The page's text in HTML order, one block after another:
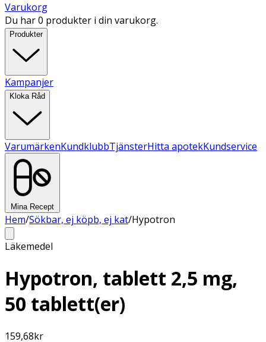
Varukorg
Du har 0 produkter i din varukorg.
Produkter
Kampanjer
Kloka Råd
VarumärkenKundklubbTjänsterHitta apotekKundservice
Mina Recept
Hem/Sökbar, ej köpb, ej kat/Hypotron
Läkemedel
Hypotron, tablett 2,5 mg,
50 tablett(er)
159,68kr